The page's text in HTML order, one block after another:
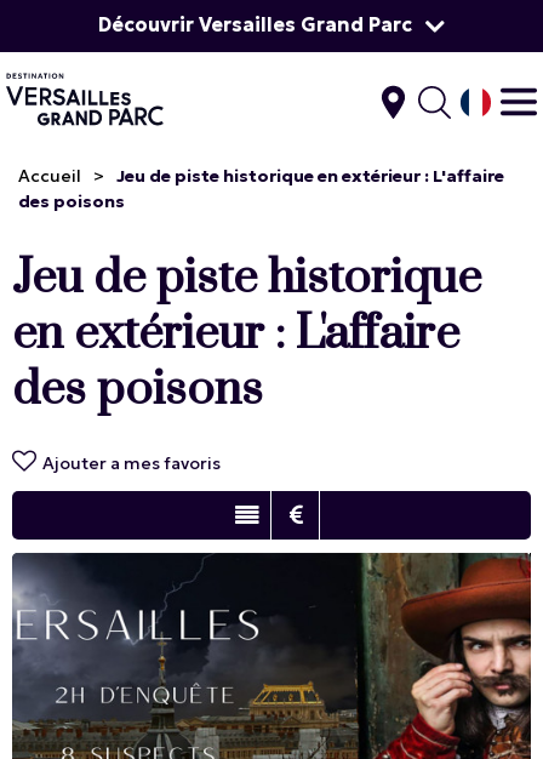
Découvrir Versailles Grand Parc
Accueil >
Jeu de piste historique en extérieur : L'affaire
des poisons
Jeu de piste historique
en extérieur : L'affaire
des poisons
Ajouter a mes favoris